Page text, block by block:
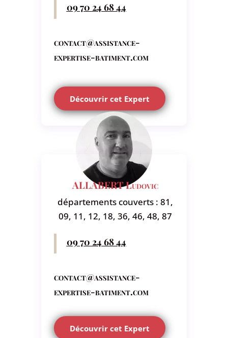
09 70 24 68 44
contact@assistance-
expertise-batiment.com
Découvrir cet Expert
ALLABERT Ludovic
départements couverts : 81,
09, 11, 12, 18, 36, 46, 48, 87
09 70 24 68 44
contact@assistance-
expertise-batiment.com
Découvrir cet Expert